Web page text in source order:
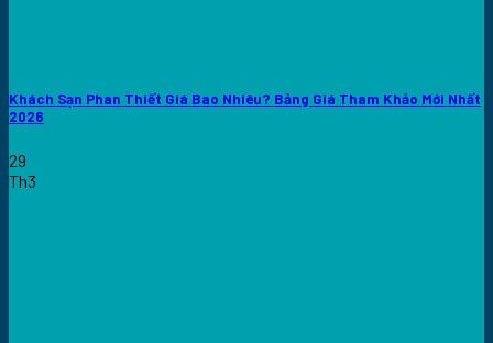
Khách Sạn Phan Thiết Giá Bao Nhiêu? Bảng Giá Tham Khảo Mới Nhất
2026
29
Th3